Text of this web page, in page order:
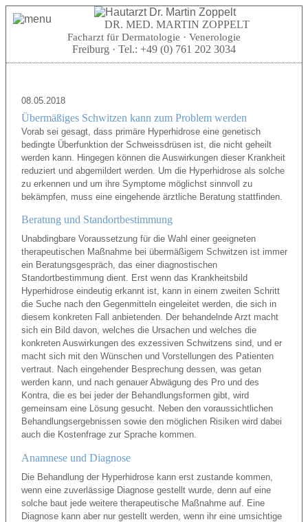
DR. MED. MARTIN ZOPPELT
Facharzt für Dermatologie · Venerologie
Freiburg · Tel.: +49 (0) 761 202 3034
08.05.2018
Übermäßiges Schwitzen kann zum Problem werden
Vorab sei gesagt, dass primäre Hyperhidrose eine genetisch
bedingte Überfunktion der Schweissdrüsen ist, die nicht geheilt
werden kann. Hingegen können die Auswirkungen dieser Krankheit
reduziert und abgemildert werden. Um die Hyperhidrose als solche
zu erkennen und um ihre Symptome möglichst sinnvoll zu
bekämpfen, muss eine eingehende ärztliche Beratung stattfinden.
Beratung und Standortbestimmung
Unabdingbare Voraussetzung für die Wahl einer geeigneten
therapeutischen Maßnahme bei übermäßigem Schwitzen ist immer
ein Beratungsgespräch, das einer diagnostischen
Standortbestimmung dient. Erst wenn das Krankheitsbild
Hyperhidrose eindeutig erkannt ist, kann in einem zweiten Schritt
die Suche nach den Gegenmitteln eingeleitet werden, die sich in
diesem konkreten Fall anbietenden. Der behandelnde Arzt macht
sich ein Bild davon, welches die Ursachen und welches die
konkreten Auswirkungen des exzessiven Schwitzens sind, und er
macht sich mit den Wünschen und Vorstellungen des Patienten
vertraut. Nach eingehender Besprechung dessen, was getan
werden kann, und nach genauer Abwägung des Pro und des
Kontra, die es bei jeder der Behandlungsformen gibt, wird
gemeinsam eine Lösung gesucht. Neben den voraussichtlichen
Behandlungsergebnissen sowie den möglichen Risiken wird dabei
auch die Kostenfrage zur Sprache kommen.
Anamnese und Diagnose
Die Behandlung der Hyperhidrose kann erst zustande kommen,
wenn eine zuverlässige Diagnose gestellt wurde, denn auf eine
solche baut jede weitere therapeutische Maßnahme auf. Eine
Diagnose kann aber nur gestellt werden, wenn ihr eine umsichtige